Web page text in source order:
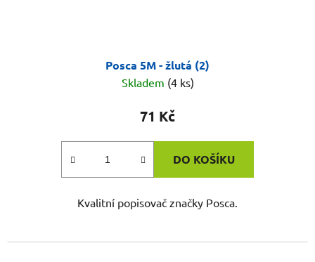
Posca 5M - žlutá (2)
Skladem (4 ks)
71 Kč
DO KOŠÍKU
Kvalitní popisovač značky Posca.